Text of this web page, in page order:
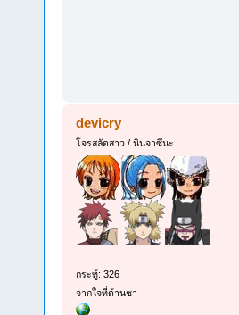
devicry
โจรสลัดสาว / นินจาซึนะ
กระทู้: 326
จากใจที่ด้านชา